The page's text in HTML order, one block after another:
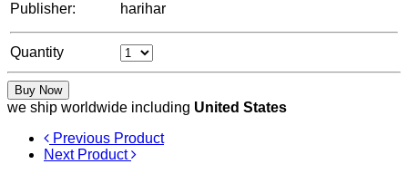
Publisher:
harihar
Quantity
Buy Now
we ship worldwide including United States
Previous Product
Next Product